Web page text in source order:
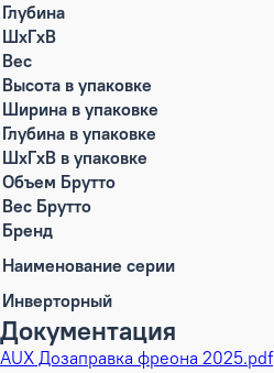
Глубина
ШxГxВ
Вес
Высота в упаковке
Ширина в упаковке
Глубина в упаковке
ШxГxВ в упаковке
Объем Брутто
Вес Брутто
Бренд
Наименование серии
Инверторный
Документация
AUX Дозаправка фреона 2025.pdf